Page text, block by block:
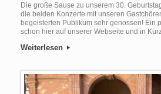
Die große Sause zu unserem 30.
die beiden Konzerte mit unseren
begeisterten Publikum sehr genossen! Ein
schon hier auf unserer Webseite und in
Weiterlesen